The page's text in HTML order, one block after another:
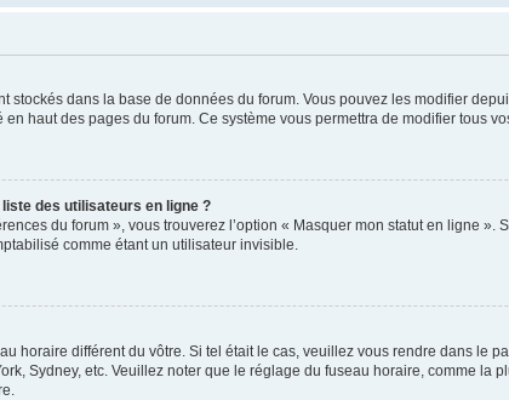
stockés dans la base de données du forum. Vous pouvez les modifier
haut des pages du forum. Ce système vous permettra de modifier tous
des utilisateurs en ligne ?
du forum », vous trouverez l’option « Masquer mon statut en ligne
comme étant un utilisateur invisible.
horaire différent du vôtre. Si tel était le cas, veuillez vous rendre dans le
Sydney, etc. Veuillez noter que le réglage du fuseau horaire, comme la